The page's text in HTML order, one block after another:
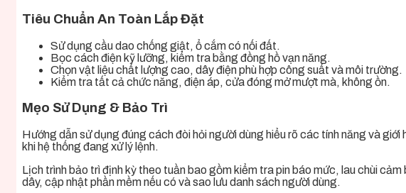
Tiêu Chuẩn An Toàn Lắp Đặt
Sử dụng cầu dao chống giật, ổ cắm có nối đất.
Bọc cách điện kỹ lưỡng, kiểm tra bằng đồng hồ vạn năng.
Chọn vật liệu chất lượng cao, dây điện phù hợp công suất và môi trường.
Kiểm tra tất cả chức năng, điện áp, cửa đóng mở mượt mà, không ồn.
Mẹo Sử Dụng & Bảo Trì
Hướng dẫn sử dụng đúng cách đòi hỏi người dùng hiểu rõ các tính năng và
khi hệ thống đang xử lý lệnh.
Lịch trình bảo trì định kỳ theo tuần bao gồm kiểm tra pin báo mức, lau chùi
dây, cập nhật phần mềm nếu có và sao lưu danh sách người dùng.